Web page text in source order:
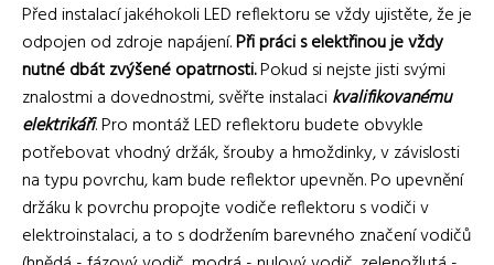
Před instalací jakéhokoli LED reflektoru se vždy ujistěte, že je
odpojen od zdroje napájení.Při práci s elektřinou je vždy
nutné dbát zvýšené opatrnosti.Pokud si nejste jisti svými
znalostmi a dovednostmi, svěřte instalacikvalifikovanému
elektrikáři. Pro montáž LED reflektoru budete obvykle
potřebovat vhodný držák, šrouby a hmoždinky, v závislosti
na typu povrchu, kam bude reflektor upevněn. Po upevnění
držáku k povrchu propojte vodiče reflektoru s vodiči v
elektroinstalaci, a to s dodržením barevného značení vodičů